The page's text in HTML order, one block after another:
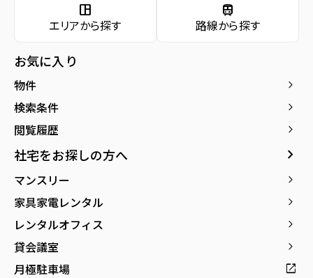
space_dashboard
エリアから探す
train
路線から探す
お気に入り
物件
keyboard_arrow_right
検索条件
keyboard_arrow_right
閲覧履歴
keyboard_arrow_right
社宅をお探しの方へ keyboard_arrow_right
マンスリー
keyboard_arrow_right
家具家電レンタル
keyboard_arrow_right
レンタルオフィス
keyboard_arrow_right
貸会議室
keyboard_arrow_right
月極駐車場
open_in_new
アパー マンシ
ョン 戸建て
テナン
ト
新築・
築浅賃
貸物件
new
buildings